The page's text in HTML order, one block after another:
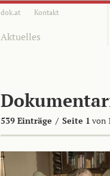
dok.at Kontakt
Aktuelles
539 Einträge / Seite 1 von